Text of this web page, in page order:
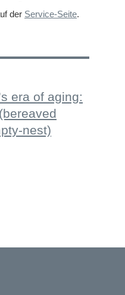
der Service-Seite.
era of aging:
nest)